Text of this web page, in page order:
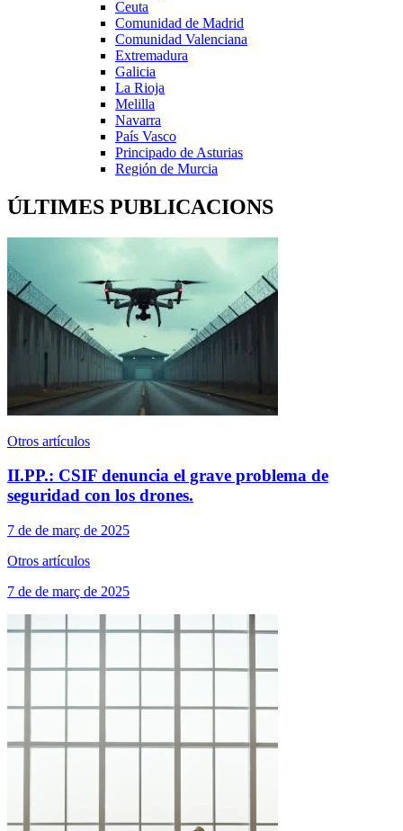
Ceuta
Comunidad de Madrid
Comunidad Valenciana
Extremadura
Galicia
La Rioja
Melilla
Navarra
País Vasco
Principado de Asturias
Región de Murcia
ÚLTIMES PUBLICACIONS
Otros artículos
II.PP.: CSIF denuncia el grave problema de
seguridad con los drones.
7 de de març de 2025
Otros artículos
7 de de març de 2025